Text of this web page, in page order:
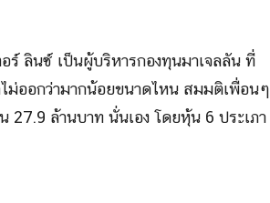
ร์ ลินซ์ เป็นผู้บริหารกองทุนมาเจลลัน ที่
ออกว่ามากน้อยขนาดไหน สมมติเพื่อนๆ
27.9 ล้านบาท นั่นเอง โดยหุ้น 6 ประเภา